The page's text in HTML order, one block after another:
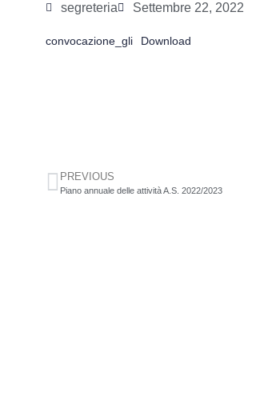
segreteria Settembre 22, 2022
convocazione_gli Download
PREVIOUS
Piano annuale delle attività A.S. 2022/2023